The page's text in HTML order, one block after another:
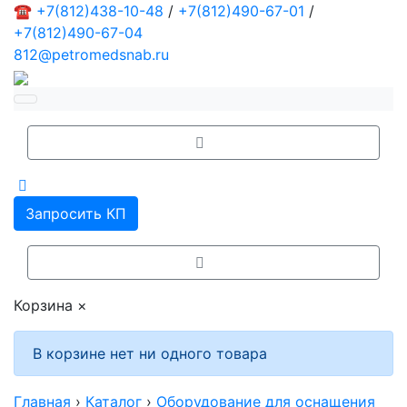
☎ +7(812)438-10-48 / +7(812)490-67-01 /
+7(812)490-67-04
812@petromedsnab.ru
Запросить КП
Корзина ×
В корзине нет ни одного товара
Главная › Каталог › Оборудование для оснащения